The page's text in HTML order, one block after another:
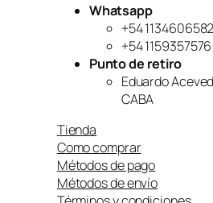
Whatsapp
+54 1134606582
+54 1159357576
Punto de retiro
Eduardo
CABA
Tienda
Como comprar
Métodos de pago
Métodos de envío